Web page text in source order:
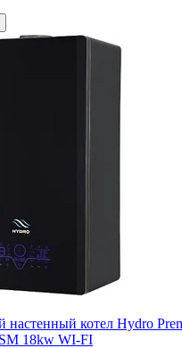
настенный котел Hydro
18kw WI-FI